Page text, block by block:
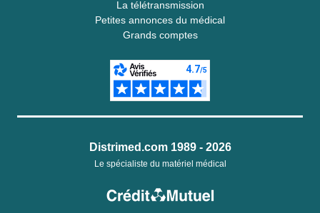
La télétransmission
Petites annonces du médical
Grands comptes
Distrimed.com 1989 - 2026
Le spécialiste du matériel médical